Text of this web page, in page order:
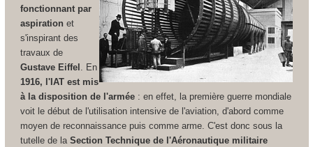
fonctionnant par
aspiration et
s'inspirant des
travaux de
Gustave Eiffel . En
1916, l'IAT est mis
à la disposition de l'armée : en effet, la première guerre mondiale
voit le début de l'utilisation intensive de l'aviation, d'abord comme
moyen de reconnaissance puis comme arme. C'est donc sous la
tutelle de laSection Technique de l'Aéronautique militaire